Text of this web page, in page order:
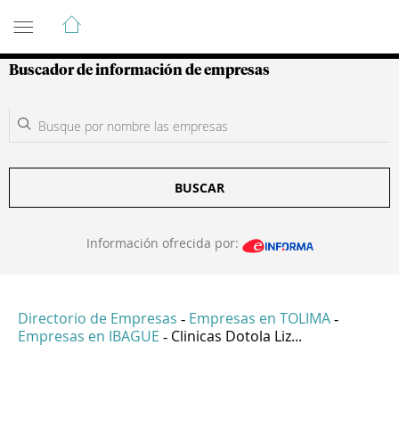
Guía de Empresas Colombianas
Buscador de información de empresas
BUSCAR
Información ofrecida por:
Directorio de Empresas - Empresas en TOLIMA -
Empresas en IBAGUE - Clinicas Dotola Liz...